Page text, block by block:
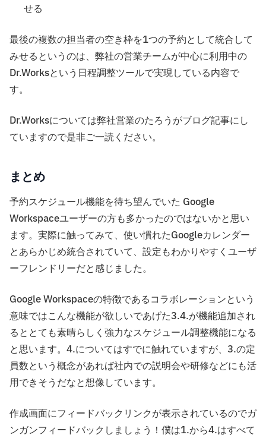
せる
最後の複数の担当者の空き枠を1つの予約として統合して
みせるというのは、弊社の営業チームが中心に利用中の
Dr.Worksという日程調整ツールで実現している内容で
す。
Dr.Worksについては弊社営業のたろうがブログ記事にし
ていますので是非ご一読ください。
まとめ
予約スケジュール機能を待ち望んでいた Google
Workspaceユーザーの方も多かったのではないかと思い
ます。実際に触ってみて、使い慣れたGoogleカレンダー
とあらかじめ統合されていて、設定もわかりやすくユーザ
ーフレンドリーだと感じました。
Google Workspaceの特徴であるコラボレーションという
意味ではこんな機能が欲しいであげた3.4.が機能追加され
るととても素晴らしく強力なスケジュール調整機能になる
と思います。4.についてはすでに触れていますが、3.の定
員数という概念があれば社内での説明会や研修などにも活
用できそうだなと想像しています。
作成画面にフィードバックリンクが表示されているのでガ
ンガンフィードバックしましょう！僕は1.から4.はすべて